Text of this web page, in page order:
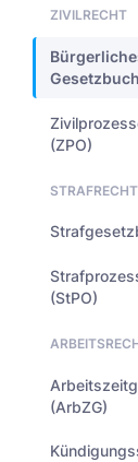
ZIVILRECHT
(ZPO)
STRAFRECHT
(StPO)
(ArbZG)